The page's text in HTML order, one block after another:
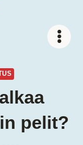
pelit?